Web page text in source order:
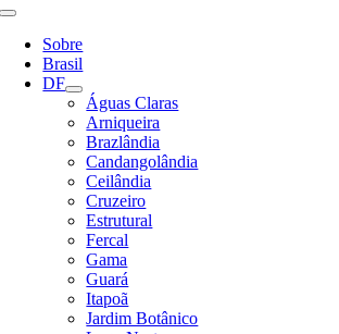
Alternar
Navegação
Sobre
Brasil
DF
Águas Claras
Arniqueira
Brazlândia
Candangolândia
Ceilândia
Cruzeiro
Estrutural
Fercal
Gama
Guará
Itapoã
Jardim Botânico